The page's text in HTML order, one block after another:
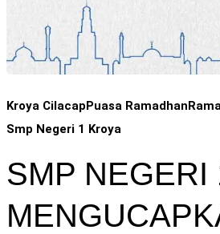
Kroya CilacapPuasa Ramadhan
Smp Negeri 1 Kroya
SMP NEGERI